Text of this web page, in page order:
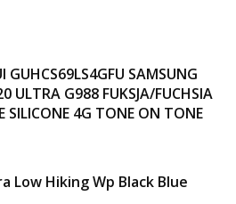
GUHCS69LS4GFU SAMSUNG
ULTRA G988 FUKSJA/FUCHSIA
SILICONE 4G TONE ON TONE
Low Hiking Wp Black Blue